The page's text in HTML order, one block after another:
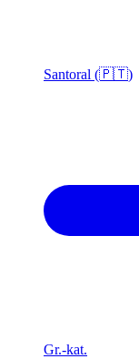
Santoral (🇵🇹)
Gr.-kat.